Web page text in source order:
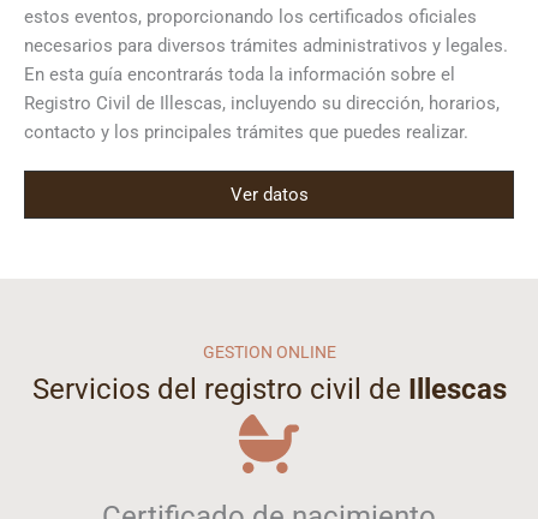
estos eventos, proporcionando los certificados oficiales
necesarios para diversos trámites administrativos y legales.
En esta guía encontrarás toda la información sobre el
Registro Civil de Illescas, incluyendo su dirección, horarios,
contacto y los principales trámites que puedes realizar.
Ver datos
GESTION ONLINE
Servicios del registro civil de Illescas